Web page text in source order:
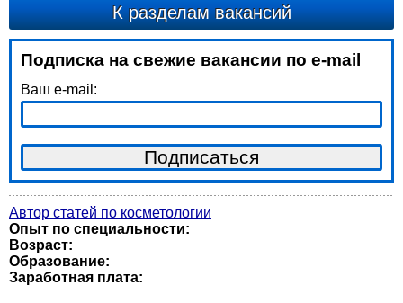
К разделам вакансий
Подписка на свежие вакансии по e-mail
Ваш e-mail:
Автор статей по косметологии
Опыт по специальности:
Возраст:
Образование:
Заработная плата: